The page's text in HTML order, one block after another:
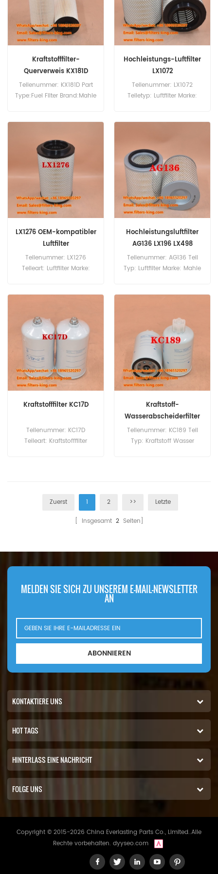
Kraftstofffilter-
Querverweis KX181D
KX181DECO
Teilenummer: KX181D Part
Type:Fuel Filter Brand:Mahle
Hochleistungs-Luftfilter
LX1072
Teilenummer: LX1072
Teiletyp: Luftfilter Marke:
LX1276 OEM-kompatibler
Luftfilter
Teilenummer: LX1276
Teileart: Luftfilter Marke:
Hochleistungsluftfilter
AG136 LX196 LX498
Teilenummer: AG136 Teil
Typ: Luftfilter Marke: Mahle
Kraftstofffilter KC17D
Teilenummer: KC17D
Teileart: Kraftstofffilter
Kraftstoff-
Wasserabscheiderfilter
KC189 SN40533
Teilenummer: KC189 Teil
Typ: Kraftstoff Wasser
Zuerst
1 2 >> Letzte
[ Insgesamt 2Seiten]
MELDEN SIE SICH ZU UNSEREM E-MAIL-NEWSLETTER
AN
ABONNIEREN
KONTAKTIERE UNS
HOT TAGS
HINTERLASS EINE NACHRICHT
FOLGE UNS
Copyright © 2015-2026 China Everlasting Parts Co., Limited..Alle
Rechte vorbehalten. dyyseo.com